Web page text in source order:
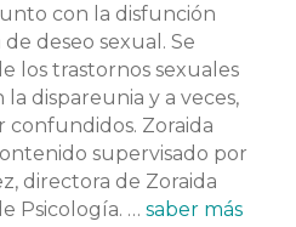
con la disfunción
deseo sexual. Se
los trastornos sexuales
dispareunia y a veces,
confundidos. Zoraida
supervisado por
directora de Zoraida
Psicología. … saber más